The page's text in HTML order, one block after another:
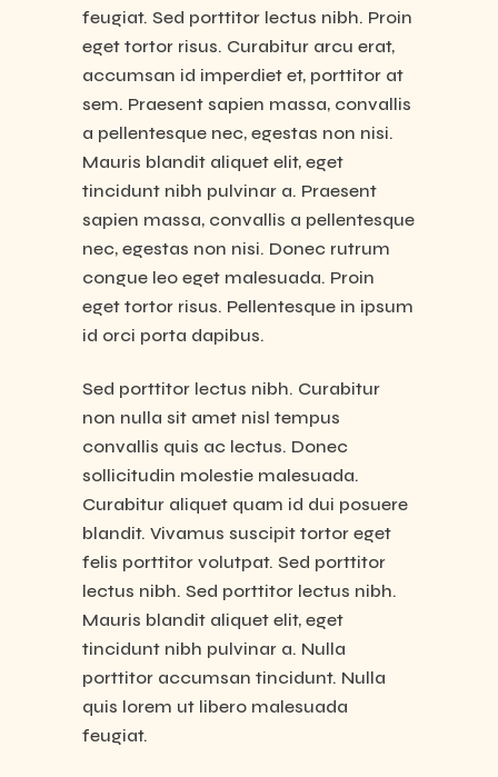
feugiat. Sed porttitor lectus nibh. Proin
eget tortor risus. Curabitur arcu erat,
accumsan id imperdiet et, porttitor at
sem. Praesent sapien massa, convallis
a pellentesque nec, egestas non nisi.
Mauris blandit aliquet elit, eget
tincidunt nibh pulvinar a. Praesent
sapien massa, convallis a pellentesque
nec, egestas non nisi. Donec rutrum
congue leo eget malesuada. Proin
eget tortor risus. Pellentesque in ipsum
id orci porta dapibus.
Sed porttitor lectus nibh. Curabitur
non nulla sit amet nisl tempus
convallis quis ac lectus. Donec
sollicitudin molestie malesuada.
Curabitur aliquet quam id dui posuere
blandit. Vivamus suscipit tortor eget
felis porttitor volutpat. Sed porttitor
lectus nibh. Sed porttitor lectus nibh.
Mauris blandit aliquet elit, eget
tincidunt nibh pulvinar a. Nulla
porttitor accumsan tincidunt. Nulla
quis lorem ut libero malesuada
feugiat.